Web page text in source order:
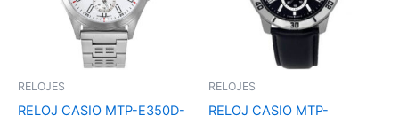
RELOJES
RELOJ CASIO MTP-E350D-
RELOJES
RELOJ CASIO MTP-